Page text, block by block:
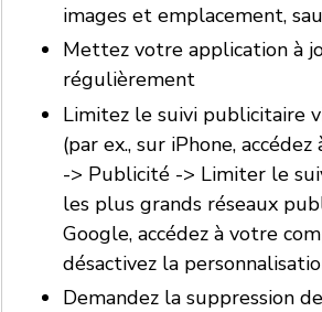
images et emplacement,
Mettez votre application à
régulièrement
Limitez le suivi publicitaire
(par ex., sur iPhone,
-> Publicité -> Limiter le
les plus grands réseaux
Google, accédez à votre
désactivez la
Demandez la suppression